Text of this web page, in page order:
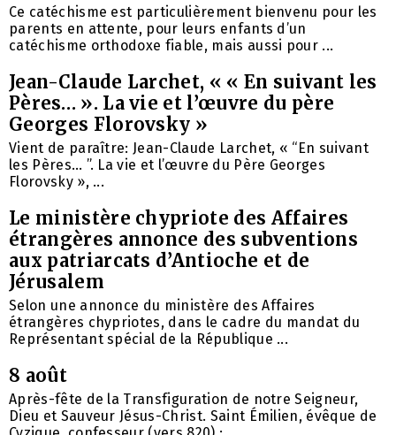
Ce catéchisme est particulièrement bienvenu pour les
parents en attente, pour leurs enfants d’un
catéchisme orthodoxe fiable, mais aussi pour ...
Jean-Claude Larchet, « « En suivant les
Pères… ». La vie et l’œuvre du père
Georges Florovsky »
Vient de paraître: Jean-Claude Larchet, « “En suivant
les Pères… ”. La vie et l’œuvre du Père Georges
Florovsky », ...
Le ministère chypriote des Affaires
étrangères annonce des subventions
aux patriarcats d’Antioche et de
Jérusalem
Selon une annonce du ministère des Affaires
étrangères chypriotes, dans le cadre du mandat du
Représentant spécial de la République ...
8 août
Après-fête de la Transfiguration de notre Seigneur,
Dieu et Sauveur Jésus-Christ. Saint Émilien, évêque de